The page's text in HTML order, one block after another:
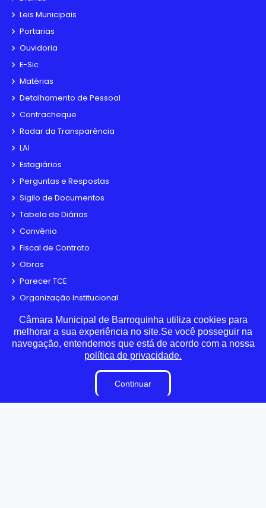
Leis Municipais
Portarias
Ouvidoria
E-Sic
Matérias
Detalhamento de Pessoal
Contracheque
Radar da Transparência
LAI
Estagiários
Perguntas e Respostas
Sigilo de Documentos
Tabela de Diárias
Convênio
Fiscal de Contrato
Obras
Parecer TCE
Organização Institucional
Pesquisa de Satisfação
Processos Seletivos
Terceirizados
Relatório de Gestão Municipal
Câmara Municipal de Barroquinha utiliza cookies para
melhorar a sua experiência no site.Se você posseguir na
navegação, entendemos que está de acordo com a nossa
política de privacidade.
Continuar